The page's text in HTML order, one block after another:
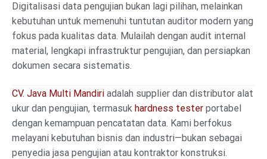
Digitalisasi data pengujian bukan lagi pilihan, melainkan
kebutuhan untuk memenuhi tuntutan auditor modern yang
fokus pada kualitas data. Mulailah dengan audit internal
material, lengkapi infrastruktur pengujian, dan persiapkan
dokumen secara sistematis.
CV. Java Multi Mandiri adalah supplier dan distributor alat
ukur dan pengujian, termasuk hardness tester portabel
dengan kemampuan pencatatan data. Kami berfokus
melayani kebutuhan bisnis dan industri—bukan sebagai
penyedia jasa pengujian atau kontraktor konstruksi.